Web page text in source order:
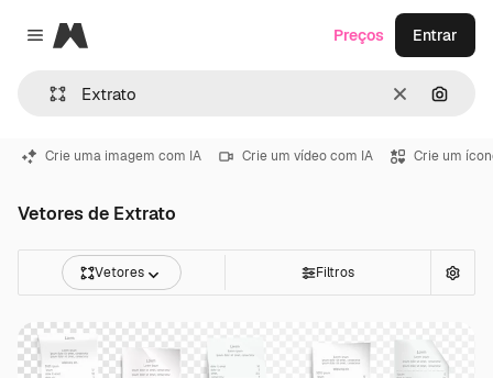
Close menu
Magnific
Limpar
Preços Entrar
Crie uma imagem com IA Crie um vídeo com IA Crie um
Vetores de Extrato
Vetores Filtros